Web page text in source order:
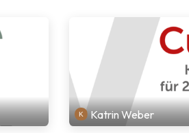
Katrin Weber